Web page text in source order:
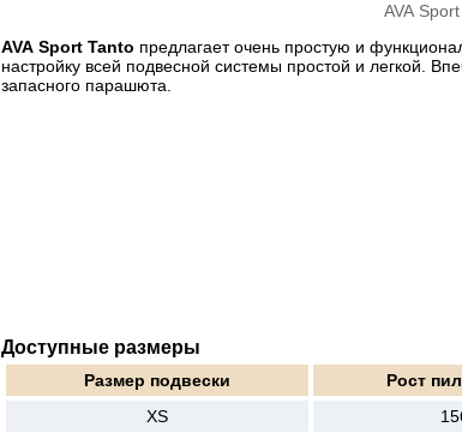
AVA Sport
AVA Sport Tanto предлагает очень простую и
настройку всей подвесной системы простой и легкой.
запасного парашюта.
Доступные размеры
Размер подвески Рост
XS